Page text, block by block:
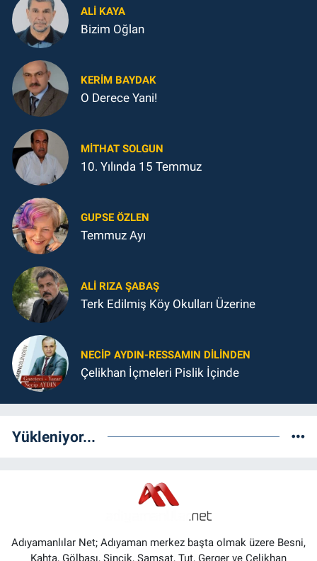
ALI KAYA
Bizim Oğlan
KERIM BAYDAK
O Derece Yani!
MITHAT SOLGUN
10. Yılında 15 Temmuz
GUPSE ÖZLEN
Temmuz Ayı
ALI RIZA ŞABAŞ
Terk Edilmiş Köy Okulları Üzerine
NECIP AYDIN-RESSAMIN DILINDEN
Çelikhan İçmeleri Pislik İçinde
Yükleniyor...
Adıyamanlılar Net; Adıyaman merkez başta olmak üzere Besni,
Kahta, Gölbaşı, Sincik, Samsat, Tut, Gerger ve Çelikhan